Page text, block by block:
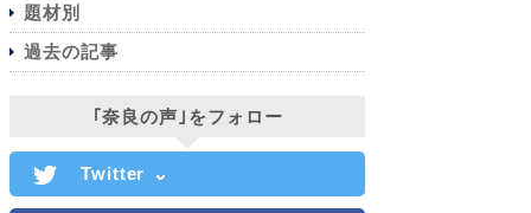
題材別
過去の記事
｢奈良の声｣をフォロー
Twitter